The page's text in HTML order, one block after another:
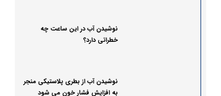
نوشیدن آب در این ساعت چه
خطراتی دارد؟
نوشیدن آب از بطری پلاستیکی منجر
به افزایش فشار خون می شود